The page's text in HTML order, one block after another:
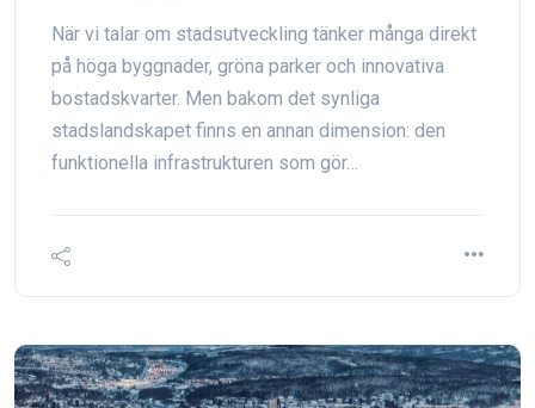
När vi talar om stadsutveckling tänker många direkt
på höga byggnader, gröna parker och innovativa
bostadskvarter. Men bakom det synliga
stadslandskapet finns en annan dimension: den
funktionella infrastrukturen som gör…